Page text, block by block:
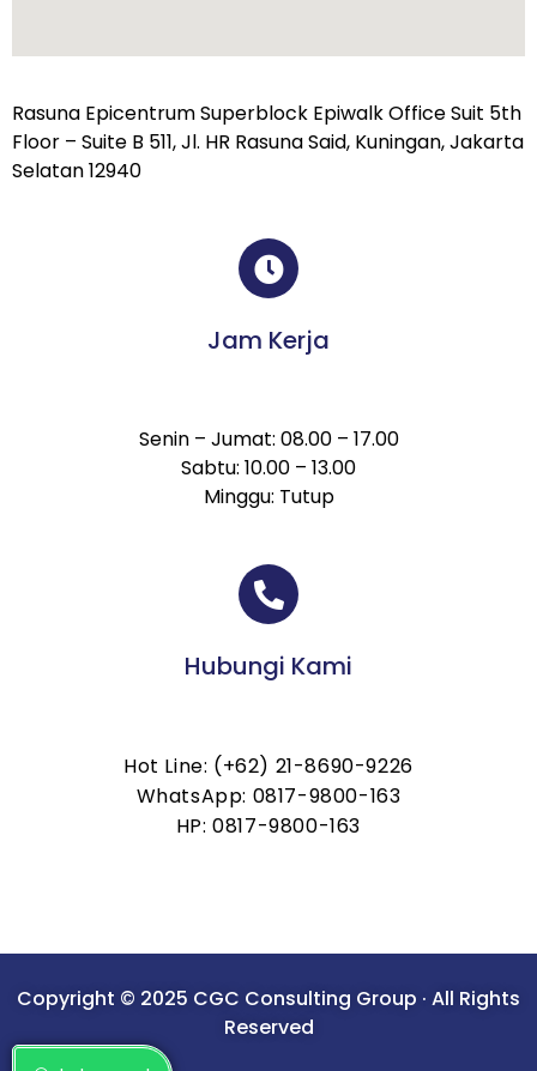
Rasuna Epicentrum Superblock Epiwalk Office Suit 5th
Floor – Suite B 511, Jl. HR Rasuna Said, Kuningan, Jakarta
Selatan 12940
Jam Kerja
Senin – Jumat: 08.00 – 17.00
Sabtu: 10.00 – 13.00
Minggu: Tutup
Hubungi Kami
Hot Line: (+62) 21-8690-9226
WhatsApp: 0817-9800-163
HP: 0817-9800-163
Copyright © 2025 CGC Consulting Group · All Rights
Reserved